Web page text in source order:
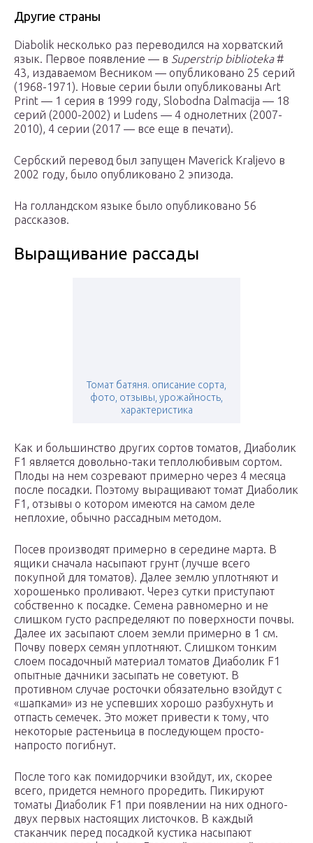
Другие страны
Diabolik несколько раз переводился на хорватский
язык. Первое появление — в Superstrip biblioteka#
43, издаваемом Весником — опубликовано 25 серий
(1968-1971). Новые серии были опубликованы Art
Print — 1 серия в 1999 году, Slobodna Dalmacija — 18
серий (2000-2002) и Ludens — 4 однолетних (2007-
2010), 4 серии (2017 — все еще в печати).
Сербский перевод был запущен Maverick Kraljevo в
2002 году, было опубликовано 2 эпизода.
На голландском языке было опубликовано 56
рассказов.
Выращивание рассады
Томат батяня. описание сорта,
фото, отзывы, урожайность,
характеристика
Как и большинство других сортов томатов, Диаболик
F1 является довольно-таки теплолюбивым сортом.
Плоды на нем созревают примерно через 4 месяца
после посадки. Поэтому выращивают томат Диаболик
F1, отзывы о котором имеются на самом деле
неплохие, обычно рассадным методом.
Посев производят примерно в середине марта. В
ящики сначала насыпают грунт (лучше всего
покупной для томатов). Далее землю уплотняют и
хорошенько проливают. Через сутки приступают
собственно к посадке. Семена равномерно и не
слишком густо распределяют по поверхности почвы.
Далее их засыпают слоем земли примерно в 1 см.
Почву поверх семян уплотняют. Слишком тонким
слоем посадочный материал томатов Диаболик F1
опытные дачники засыпать не советуют. В
противном случае росточки обязательно взойдут с
«шапками» из не успевших хорошо разбухнуть и
отпасть семечек. Это может привести к тому, что
некоторые растеньица в последующем просто-
напросто погибнут.
После того как помидорчики взойдут, их, скорее
всего, придется немного проредить. Пикируют
томаты Диаболик F1 при появлении на них одного-
двух первых настоящих листочков. В каждый
стаканчик перед посадкой кустика насыпают